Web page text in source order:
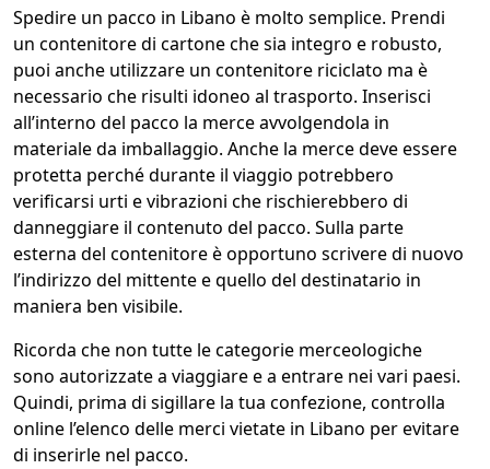
Spedire un pacco in Libano è molto semplice. Prendi
un contenitore di cartone che sia integro e robusto,
puoi anche utilizzare un contenitore riciclato ma è
necessario che risulti idoneo al trasporto. Inserisci
all’interno del pacco la merce avvolgendola in
materiale da imballaggio. Anche la merce deve essere
protetta perché durante il viaggio potrebbero
verificarsi urti e vibrazioni che rischierebbero di
danneggiare il contenuto del pacco. Sulla parte
esterna del contenitore è opportuno scrivere di nuovo
l’indirizzo del mittente e quello del destinatario in
maniera ben visibile.
Ricorda che non tutte le categorie merceologiche
sono autorizzate a viaggiare e a entrare nei vari paesi.
Quindi, prima di sigillare la tua confezione, controlla
online l’elenco delle merci vietate in Libano per evitare
di inserirle nel pacco.